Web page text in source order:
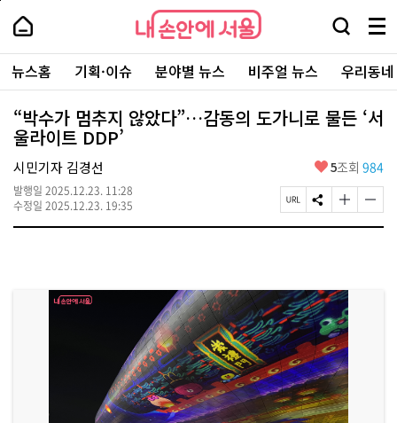
본
로
가
내
손
안
에
서
울
-
서
울
시
대
표
소
통
포
내
손
에
울
검
창
열
기
메
뉴
전
체
보
기
주
요
서
뉴스홈 기획·이슈 분야별 뉴스 비주얼 뉴스 우리동
“박수가 멈추지 않았다”…감동의 도가니로 물든 ‘서
울라이트 DDP’
시민기자 김경선
발행일 2025.12.23. 11:28
수정일 2025.12.23. 19:35
좋
요
5조회 984
페
이
복
사
S
N
기
글
자
변
경
하
기
글
자
페
상
단
로